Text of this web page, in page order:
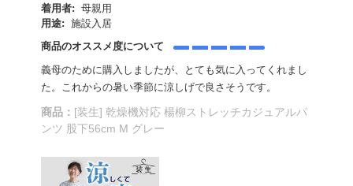
着用者: 母親用
用途: 施設入居
商品のオススメ度について
義母のために購入しましたが、とても気に入ってくれまし
た。これからの暑い季節に涼しげで良さそうです。
商品： [装生] 乾燥機対応 楊柳ストレッチカジュアルパ
ンツ 股下56cm M グレー